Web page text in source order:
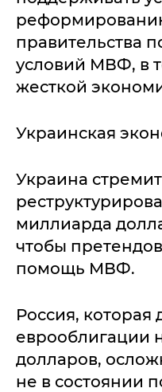
правительства
условий МВФ, в
жесткой
Украинская
Украина
миллиарда
чтобы
помощь МВФ.
Россия,
еврооблигации
долларов,
не в состоянии